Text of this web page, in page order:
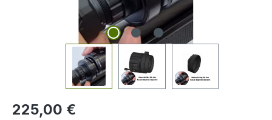
Regulärer Preis:
225,00 €